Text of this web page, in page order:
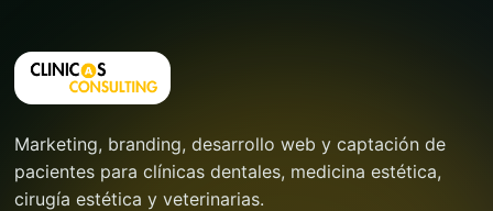
Marketing, branding, desarrollo web y captación de
pacientes para clínicas dentales, medicina estética,
cirugía estética y veterinarias.